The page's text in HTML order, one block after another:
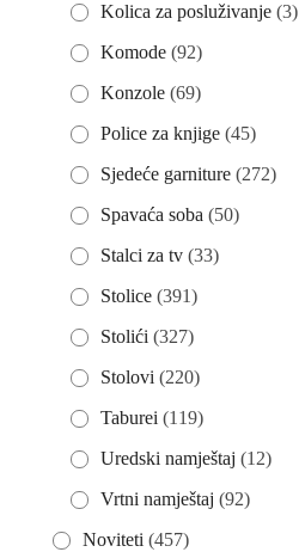
Kolica za posluživanje (3)
Komode (92)
Konzole (69)
Police za knjige (45)
Sjedeće garniture (272)
Spavaća soba (50)
Stalci za tv (33)
Stolice (391)
Stolići (327)
Stolovi (220)
Taburei (119)
Uredski namještaj (12)
Vrtni namještaj (92)
Noviteti (457)